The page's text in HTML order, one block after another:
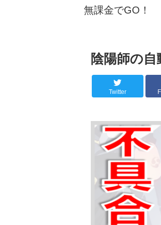
無課金でGO！
陰陽師の自
Twitter